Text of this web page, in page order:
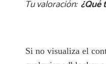
Tu valoración: ¿Qué
Si no visualiza el